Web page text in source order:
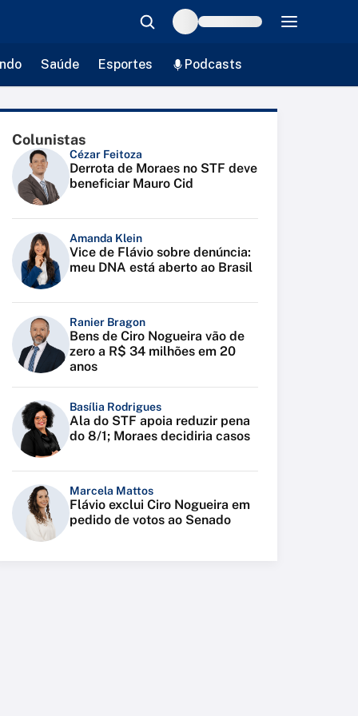
Saúde Esportes Podcasts
Colunistas
Cézar Feitoza
Derrota de Moraes no STF deve
beneficiar Mauro Cid
Amanda Klein
Vice de Flávio sobre denúncia:
meu DNA está aberto ao Brasil
Ranier Bragon
Bens de Ciro Nogueira vão de
zero a R$ 34 milhões em 20
anos
Basília Rodrigues
Ala do STF apoia reduzir pena
do 8/1; Moraes decidiria casos
Marcela Mattos
Flávio exclui Ciro Nogueira em
pedido de votos ao Senado